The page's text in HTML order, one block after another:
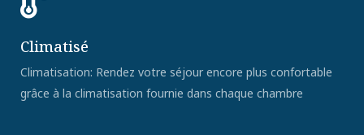
Climatisé
Climatisation: Rendez votre séjour encore plus confortable
grâce à la climatisation fournie dans chaque chambre